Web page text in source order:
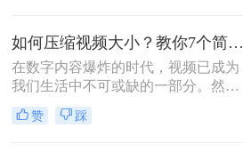
持画质不受影响。
如何压缩视频大小？教你7个简单的方法
在数字内容爆炸的时代，视频已成为
我们生活中不可或缺的一部分。然
而，高质量的视频往往意味着更大的
文件大小，这对于存储空间和传输速
赞 踩